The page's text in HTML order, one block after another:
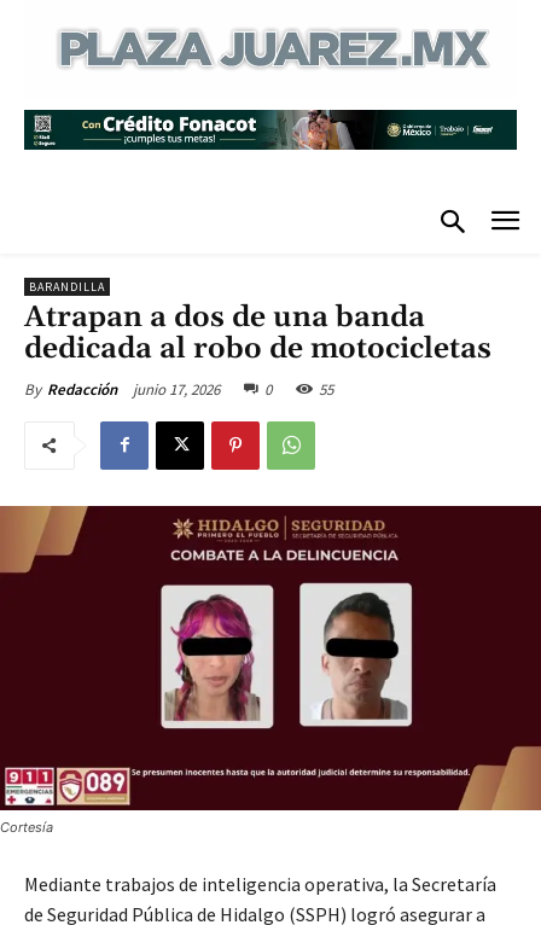
BARANDILLA
Atrapan a dos de una banda
dedicada al robo de motocicletas
By Redacción junio 17, 2026 0 55
Cortesía
Mediante trabajos de inteligencia operativa, la Secretaría
de Seguridad Pública de Hidalgo (SSPH) logró asegurar a